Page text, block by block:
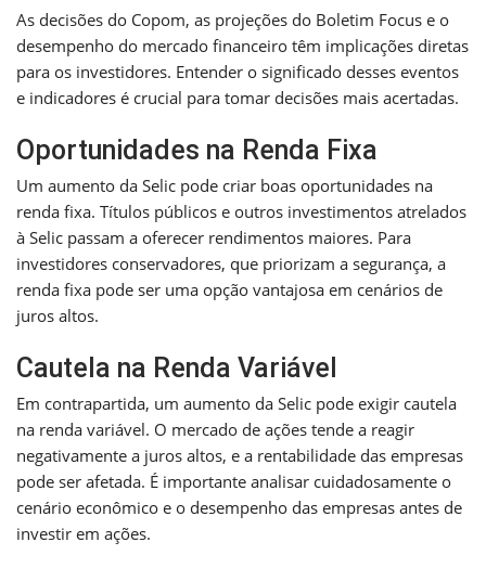
As decisões do Copom, as projeções do Boletim Focus e o
desempenho do mercado financeiro têm implicações diretas
para os investidores. Entender o significado desses eventos
e indicadores é crucial para tomar decisões mais acertadas.
Oportunidades na Renda Fixa
Um aumento da Selic pode criar boas oportunidades na
renda fixa. Títulos públicos e outros investimentos atrelados
à Selic passam a oferecer rendimentos maiores. Para
investidores conservadores, que priorizam a segurança, a
renda fixa pode ser uma opção vantajosa em cenários de
juros altos.
Cautela na Renda Variável
Em contrapartida, um aumento da Selic pode exigir cautela
na renda variável. O mercado de ações tende a reagir
negativamente a juros altos, e a rentabilidade das empresas
pode ser afetada. É importante analisar cuidadosamente o
cenário econômico e o desempenho das empresas antes de
investir em ações.